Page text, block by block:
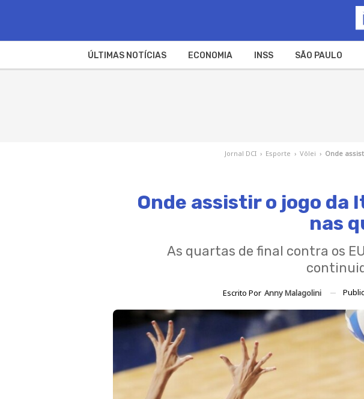
ÚLTIMAS NOTÍCIAS ECONOMIA INSS SÃO PAULO
Jornal DCI › Esporte › Vôlei › Onde
Onde assistir o jogo da
nas
As quartas de final contra os
Escrito Por Anny Malagolini